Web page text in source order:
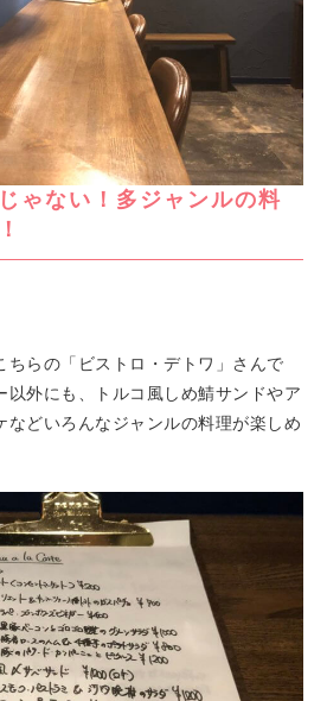
ゃない！多ジャンルの料
ちらの「ビストロ・デトワ」さんで
以外にも、トルコ風しめ鯖サンドやア
などいろんなジャンルの料理が楽しめ